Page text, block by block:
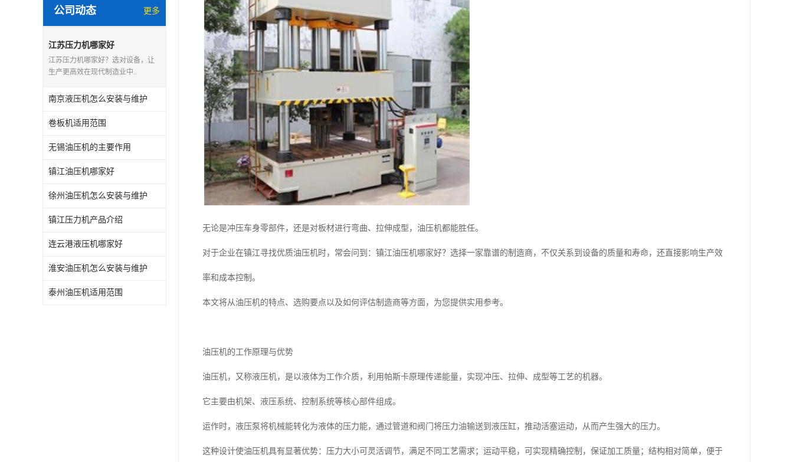
公司动态 更多
江苏压力机哪家好
江苏压力机哪家好？选对设备，让
生产更高效在现代制造业中..
南京液压机怎么安装与维护
卷板机适用范围
无锡油压机的主要作用
镇江油压机哪家好
徐州油压机怎么安装与维护
镇江压力机产品介绍
连云港液压机哪家好
淮安油压机怎么安装与维护
泰州油压机适用范围
无论是冲压车身零部件，还是对板材进行弯曲、拉伸成型，油压机都能胜任。
对于企业在镇江寻找优质油压机时，常会问到：镇江油压机哪家好？选择一家靠谱的制造商，不仅关系到设备的质量和寿命，还直接影响生产效
率和成本控制。
本文将从油压机的特点、选购要点以及如何评估制造商等方面，为您提供实用参考。
油压机的工作原理与优势
油压机，又称液压机，是以液体为工作介质，利用帕斯卡原理传递能量，实现冲压、拉伸、成型等工艺的机器。
它主要由机架、液压系统、控制系统等核心部件组成。
运作时，液压泵将机械能转化为液体的压力能，通过管道和阀门将压力油输送到液压缸，推动活塞运动，从而产生强大的压力。
这种设计使油压机具有显著优势：压力大小可灵活调节，满足不同工艺需求；运动平稳，可实现精确控制，保证加工质量；结构相对简单，便于